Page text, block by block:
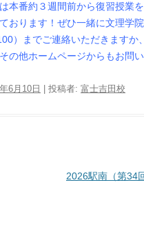
本番約３週間前から復習授業
おります！ぜひ一緒に文理学
）までご連絡いただきますか
の他ホームページからもお問い
6月10日 投稿者: 富士吉田校
2026駅南（第34